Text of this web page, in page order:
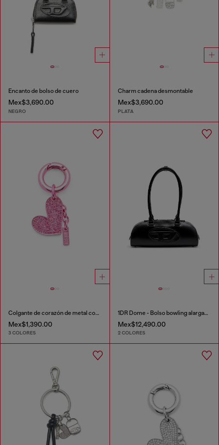
Encanto de bolso de cuero
Mex$3,690.00
NEGRO
Charm cadena desmontable
Mex$3,690.00
PLATA
Colgante de corazón de metal con pedrería
Mex$1,390.00
3 COLORES
1DR Dome - Bolso bowling alargado en piel
Mex$12,490.00
2 COLORES